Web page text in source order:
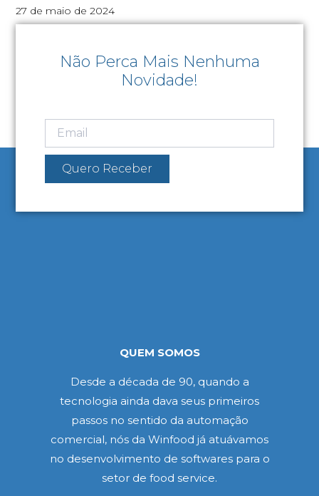
27 de maio de 2024
Não Perca Mais Nenhuma
Novidade!
Quero Receber
QUEM SOMOS
Desde a década de 90, quando a
tecnologia ainda dava seus primeiros
passos no sentido da automação
comercial, nós da Winfood já atuávamos
no desenvolvimento de softwares para o
setor de food service.